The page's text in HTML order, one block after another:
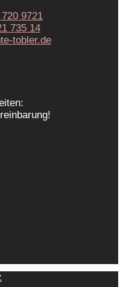
9721
735 14
tobler.de